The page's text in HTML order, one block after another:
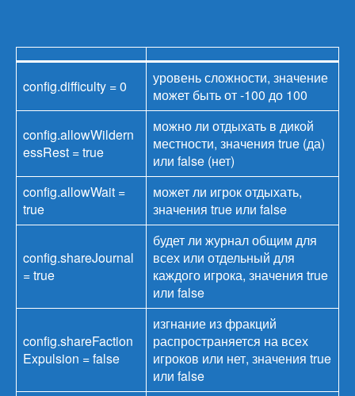
config.difficulty = 0
уровень сложности, значение
может быть от -100 до 100
config.allowWildern
essRest = true
можно ли отдыхать в дикой
местности, значения true (да)
или false (нет)
config.allowWait =
true
может ли игрок отдыхать,
значения true или false
config.shareJournal
= true
будет ли журнал общим для
всех или отдельный для
каждого игрока, значения true
или false
config.shareFaction
Expulsion = false
изгнание из фракций
распространяется на всех
игроков или нет, значения true
или false